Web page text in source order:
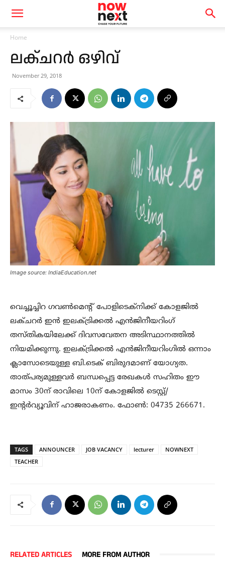
Home
ലക്ചറര്‍ ഒഴിവ്
November 29, 2018
Image source: IndiaEducation.net
വെച്ചൂച്ചിറ ഗവണ്‍മെന്റ് പോളിടെക്‌നിക്ക് കോളജില്‍
ലക്ചറര്‍ ഇന്‍ ഇലക്ട്രിക്കല്‍ എന്‍ജിനീയറിംഗ്
തസ്തികയിലേക്ക് ദിവസവേതന അടിസ്ഥാനത്തില്‍
നിയമിക്കുന്നു. ഇലക്ട്രിക്കല്‍ എന്‍ജിനീയറിംഗില്‍ ഒന്നാം
ക്ലാസോടെയുള്ള ബി.ടെക് ബിരുദമാണ് യോഗ്യത.
താത്പര്യമുള്ളവര്‍ ബന്ധപ്പെട്ട രേഖകള്‍ സഹിതം ഈ
മാസം 30ന് രാവിലെ 10ന് കോളജില്‍ ടെസ്റ്റ്/
ഇന്റര്‍വ്യൂവിന് ഹാജരാകണം. ഫോണ്‍: 04735 266671.
TAGS ANNOUNCER JOB VACANCY lecturer
NOWNEXT
TEACHER
RELATED ARTICLES MORE FROM AUTHOR